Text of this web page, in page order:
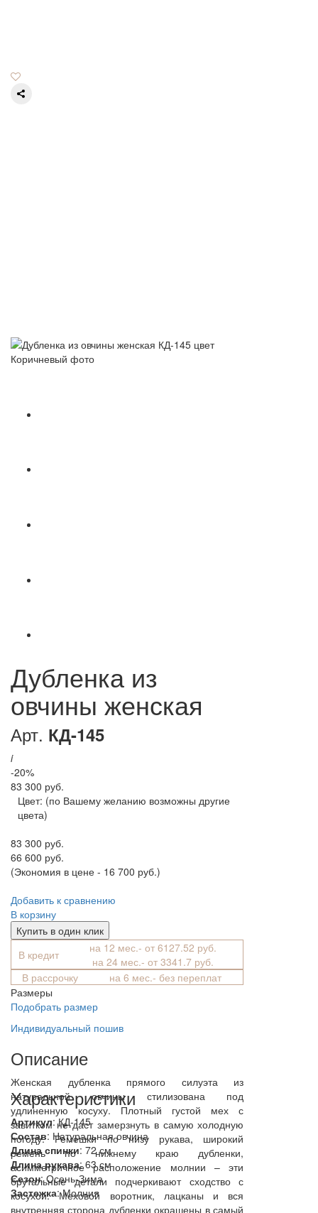
Дубленка из
овчины женская
Арт. КД-145
i
-20%
83 300 руб.
Цвет: (по Вашему желанию возможны другие
цвета)
83 300 руб.
66 600 руб.
(Экономия в цене - 16 700 руб.)
Добавить к сравнению
В корзину
Купить в один клик
В кредит
на 12 мес.- от 6127.52 руб.
на 24 мес.- от 3341.7 руб.
В рассрочку
на 6 мес.- без переплат
Размеры
Подобрать размер
Индивидуальный пошив
Описание
Женская дубленка прямого силуэта из
натуральной овчины стилизована под
удлиненную косуху. Плотный густой мех с
завитком не даст замерзнуть в самую холодную
погоду. Ремешки по низу рукава, широкий
ремень по нижнему краю дубленки,
асимметричное расположение молнии – эти
брутальные детали подчеркивают сходство с
косухой. Меховой воротник, лацканы и вся
внутренняя сторона дубленки окрашены в самый
Характеристики
Артикул: КД-145
Состав: Натуральная овчина
Длина спинки: 72 см
Длина рукава: 63 см
Сезон: Осень-Зима
Застежка: Молния